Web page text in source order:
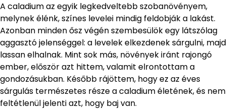
A caladium az egyik legkedveltebb szobanövényem,
melynek élénk, színes levelei mindig feldobják a lakást.
Azonban minden ősz végén szembesülök egy látszólag
aggasztó jelenséggel: a levelek elkezdenek sárgulni, majd
lassan elhalnak. Mint sok más, növények iránt rajongó
ember, először azt hittem, valamit elrontottam a
gondozásukban. Később rájöttem, hogy ez az éves
sárgulás természetes része a caladium életének, és nem
feltétlenül jelenti azt, hogy baj van.